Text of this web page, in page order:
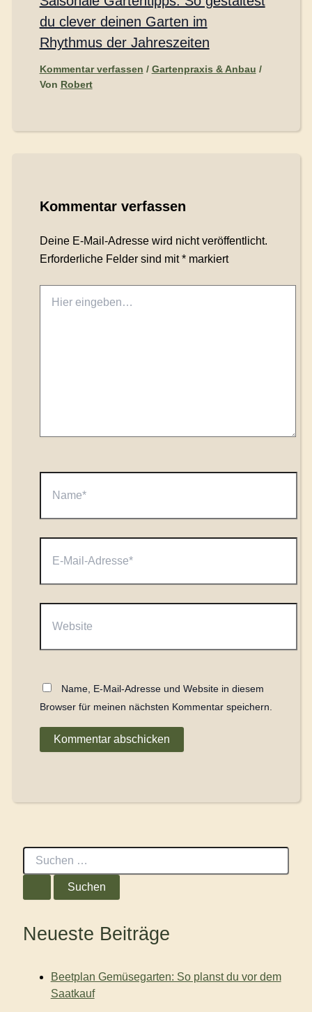
du clever deinen Garten im
Rhythmus der Jahreszeiten
Kommentar verfassen / Gartenpraxis & Anbau /
Von Robert
Kommentar verfassen
Deine E-Mail-Adresse wird nicht veröffentlicht.
Erforderliche Felder sind mit*markiert
eingeben…
Mail-
Name, E-Mail-Adresse und Website in diesem
Browser für meinen nächsten Kommentar speichern.
S
Neueste Beiträge
Beetplan Gemüsegarten: So planst du vor dem
Saatkauf